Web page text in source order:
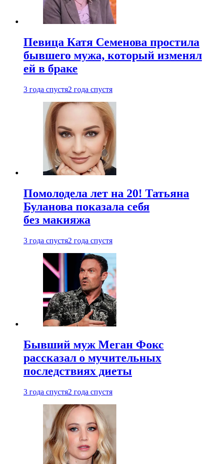
Певица Катя Семенова простила
бывшего мужа, который изменял
ей в браке
3 года спустя2 года спустя
Помолодела лет на 20! Татьяна
Буланова показала себя
без макияжа
3 года спустя2 года спустя
Бывший муж Меган Фокс
рассказал о мучительных
последствиях диеты
3 года спустя2 года спустя